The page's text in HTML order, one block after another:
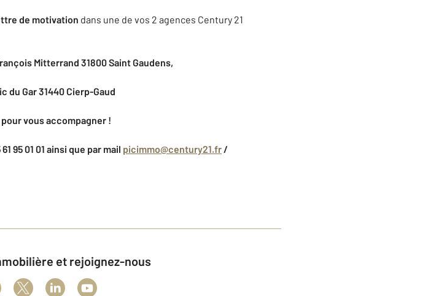
de motivation dans une de vos 2 agences Century 21
Mitterrand 31800 Saint Gaudens,
du Gar 31440 Cierp-Gaud
vous accompagner !
95 01 01 ainsi que par mail picimmo@century21.fr /
et rejoignez-nous